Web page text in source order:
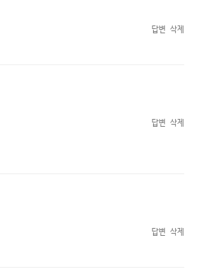
답변 삭제
답변 삭제
답변 삭제